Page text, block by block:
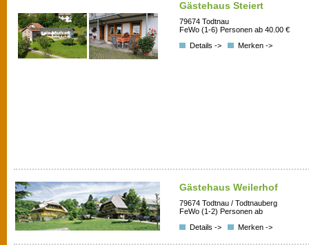
Gästehaus Steiert
79674 Todtnau
FeWo (1-6) Personen ab 40.00 €
Details ->
Merken ->
Gästehaus Weilerhof
79674 Todtnau / Todtnauberg
FeWo (1-2) Personen ab
Details ->
Merken ->